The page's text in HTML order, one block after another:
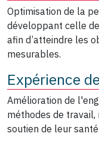
Optimisation de la
développant celle
afin d’atteindre les
mesurables.
Expérience
Amélioration de
méthodes de
soutien de leur